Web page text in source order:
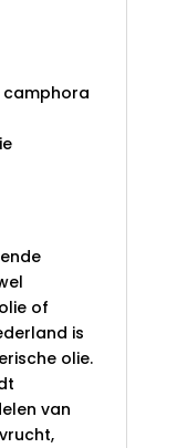
camphora
of
is
olie.
van